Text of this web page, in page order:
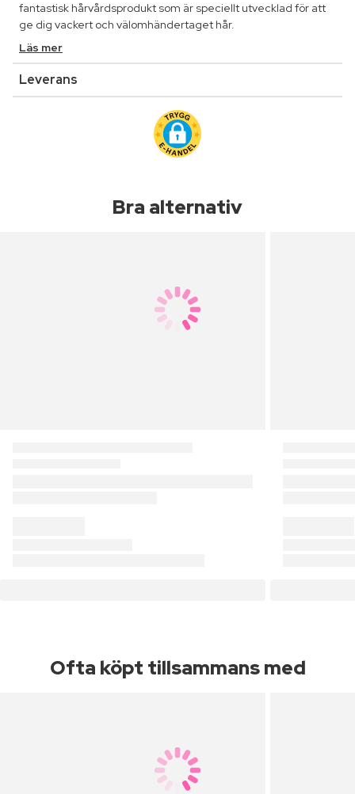
fantastisk hårvårdsprodukt som är speciellt utvecklad för att
ge dig vackert och välomhändertaget hår.
Läs mer
Leverans
Bra alternativ
Ofta köpt tillsammans med